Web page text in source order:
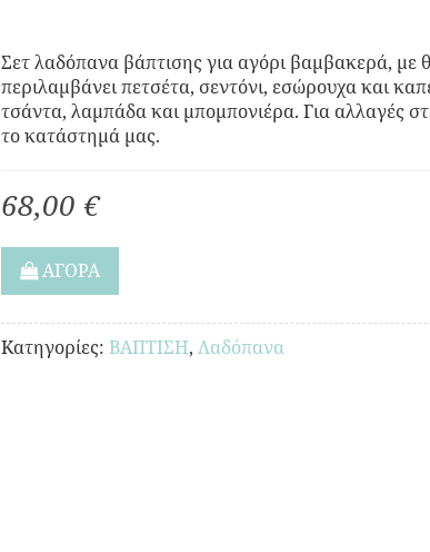
Σετ λαδόπανα βάπτισης για αγόρι βαμβακερά,
περιλαμβάνει πετσέτα, σεντόνι, εσώρουχα και
τσάντα, λαμπάδα και μπομπονιέρα. Για αλλαγές
το κατάστημά μας.
68,00 €
ΑΓΟΡΑ
Κατηγορίες: ΒΑΠΤΙΣΗ, Λαδόπανα